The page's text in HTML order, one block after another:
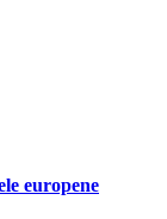
europene